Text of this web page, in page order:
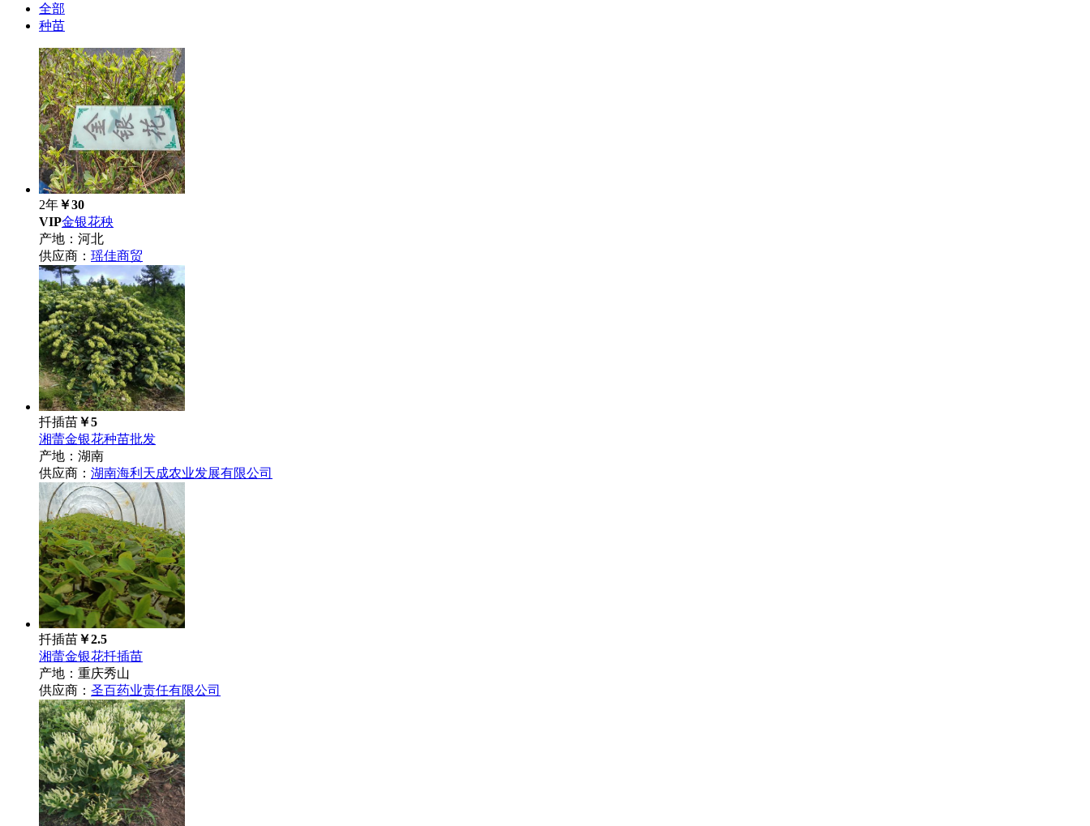
全部
种苗
2年￥30
VIP金银花秧
产地：河北
供应商： 瑶佳商贸
扦插苗￥5
湘蕾金银花种苗批发
产地：湖南
供应商： 湖南海利天成农业发展有限公司
扦插苗￥2.5
湘蕾金银花扦插苗
产地：重庆秀山
供应商： 圣百药业责任有限公司